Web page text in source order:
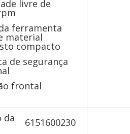
livre de
ferramenta
material
compacto
de segurança
frontal
da 6151600230